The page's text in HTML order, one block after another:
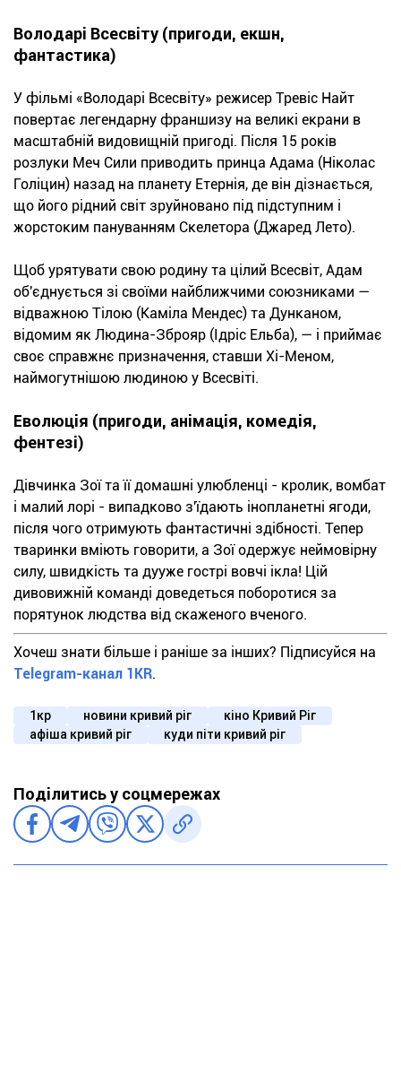
Володарі Всесвіту (пригоди, екшн,
фантастика)
У фільмі «Володарі Всесвіту» режисер Тревіс Найт
повертає легендарну франшизу на великі екрани в
масштабній видовищній пригоді. Після 15 років
розлуки Меч Сили приводить принца Адама (Ніколас
Голіцин) назад на планету Етернія, де він дізнається,
що його рідний світ зруйновано під підступним і
жорстоким пануванням Скелетора (Джаред Лето).
Щоб урятувати свою родину та цілий Всесвіт, Адам
об'єднується зі своїми найближчими союзниками —
відважною Тілою (Каміла Мендес) та Дунканом,
відомим як Людина-Зброяр (Ідріс Ельба), — і приймає
своє справжнє призначення, ставши Хі-Меном,
наймогутнішою людиною у Всесвіті.
Еволюція (пригоди, анімація, комедія,
фентезі)
Дівчинка Зої та її домашні улюбленці - кролик, вомбат
і малий лорі - випадково з'їдають інопланетні ягоди,
після чого отримують фантастичні здібності. Тепер
тваринки вміють говорити, а Зої одержує неймовірну
силу, швидкість та дууже гострі вовчі ікла! Цій
дивовижній команді доведеться поборотися за
порятунок людства від скаженого вченого.
Хочеш знати більше і раніше за інших? Підписуйся на
Telegram-канал 1KR.
1кр новини кривий ріг
кіно Кривий Ріг
афіша кривий ріг
куди піти кривий ріг
Поділитись у соцмережах